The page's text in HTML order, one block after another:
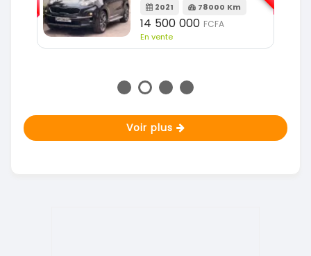
2021 78000 Km
14 500 000 FCFA
En vente
Voir plus